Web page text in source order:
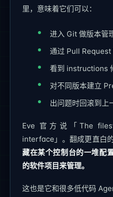
里，意味着它们可以：
进入 Git 做版本管
通过 Pull Request
看到 instructions
对不同版本建立
出问题时回滚到上
Eve 官方说「The
interface」。翻成更直白的
藏在某个控制台的一堆配
的软件项目来管理。
这也是它和很多低代码